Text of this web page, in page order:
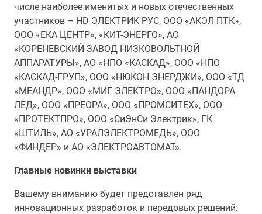
числе наиболее именитых и новых отечественных
участников – HD ЭЛЕКТРИК РУС, ООО «АКЭЛ ПТК»,
ООО «ЕКА ЦЕНТР», «КИТ-ЭНЕРГО», АО
«КОРЕНЕВСКИЙ ЗАВОД НИЗКОВОЛЬТНОЙ
АППАРАТУРЫ», АО «НПО «КАСКАД», ООО «НПО
«КАСКАД-ГРУП», ООО «НЮКОН ЭНЕРДЖИ», ООО «ТД
«МЕАНДР», ООО «МИГ ЭЛЕКТРО», ООО «ПАНДОРА
ЛЕД», ООО «ПРЕОРА», ООО «ПРОМСИТЕХ», ООО
«ПРОТЕКТПРО», ООО «СиЭнСи Электрик», ГК
«ШТИЛЬ», AO «УРАЛЭЛЕКТРОМЕДЬ», ООО
«ФИНДЕР» и АО «ЭЛЕКТРОАВТОМАТ».
Главные новинки выставки
Вашему вниманию будет представлен ряд
инновационных разработок и передовых решений: